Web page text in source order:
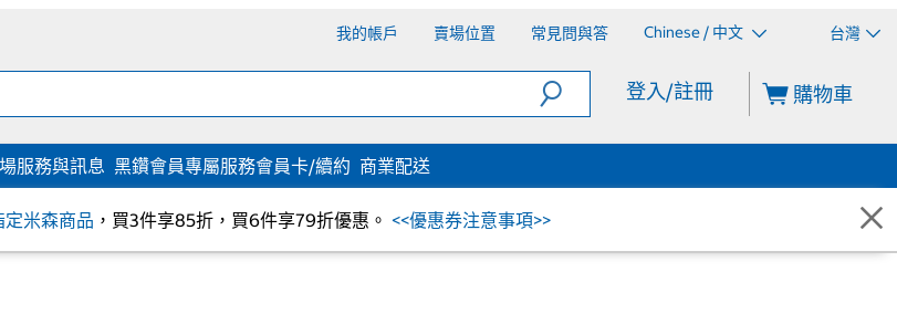
我的帳戶 賣場位置 常見問與答 Chinese / 中文 台灣
登入/註冊 購物車
服務與訊息 黑鑽會員專屬服務會員卡/續約 商業配送
定米森商品 ，買3件享85折，買6件享79折優惠。 <<優惠券注意事項>>